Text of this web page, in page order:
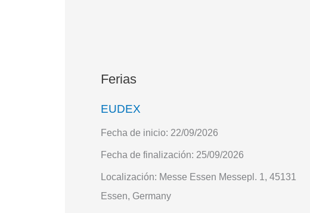
Ferias
EUDEX
Fecha de inicio: 22/09/2026
Fecha de finalización: 25/09/2026
Localización: Messe Essen Messepl. 1, 45131
Essen, Germany